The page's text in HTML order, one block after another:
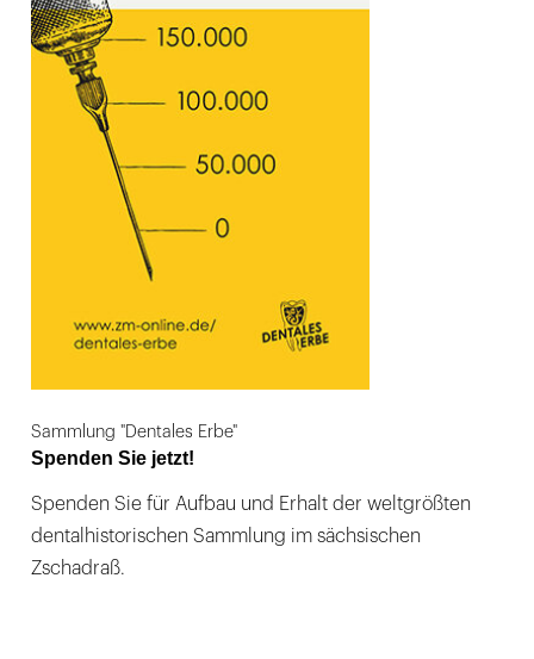
Sammlung "Dentales Erbe"
Spenden Sie jetzt!
Spenden Sie für Aufbau und Erhalt der weltgrößten
dentalhistorischen Sammlung im sächsischen
Zschadraß.